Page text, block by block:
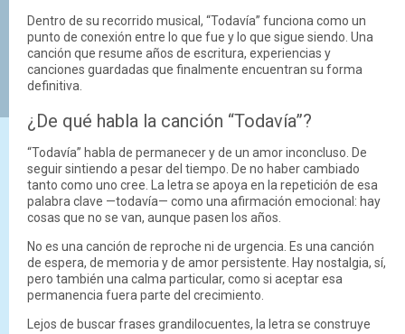
Dentro de su recorrido musical, “Todavía” funciona como un
punto de conexión entre lo que fue y lo que sigue siendo. Una
canción que resume años de escritura, experiencias y
canciones guardadas que finalmente encuentran su forma
definitiva.
¿De qué habla la canción “Todavía”?
“Todavía” habla de permanecer y de un amor inconcluso. De
seguir sintiendo a pesar del tiempo. De no haber cambiado
tanto como uno cree. La letra se apoya en la repetición de esa
palabra clave —todavía— como una afirmación emocional: hay
cosas que no se van, aunque pasen los años.
No es una canción de reproche ni de urgencia. Es una canción
de espera, de memoria y de amor persistente. Hay nostalgia, sí,
pero también una calma particular, como si aceptar esa
permanencia fuera parte del crecimiento.
Lejos de buscar frases grandilocuentes, la letra se construye